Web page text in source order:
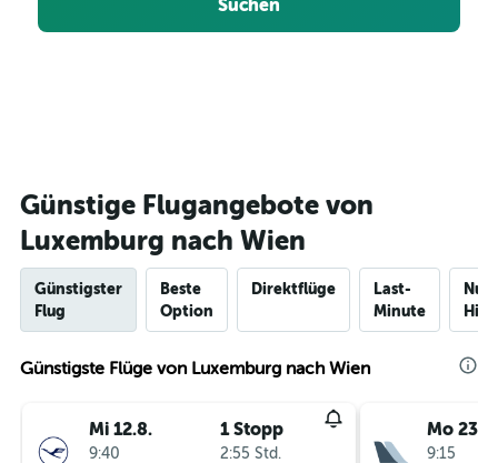
Suchen
Günstige Flugangebote von
Luxemburg nach Wien
Günstigster
Flug
Beste
Option
Direktflüge
Last-
Minute
Nur
Günstigste Flüge von Luxemburg nach Wien
Mi 12.8.
9:40
1 Stopp
2:55 Std.
Mo
9:15